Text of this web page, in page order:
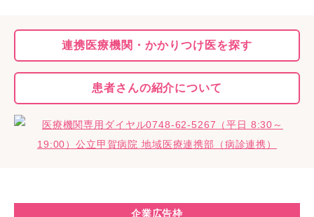
連携医療機関・かかりつけ医を探す
患者さんの紹介について
企業広告枠